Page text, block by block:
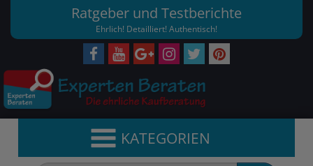
Ratgeber und Testberichte
Ehrlich! Detailliert! Authentisch!
KATEGORIEN